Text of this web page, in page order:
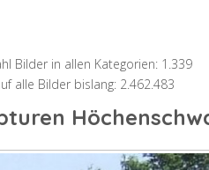
Bilder in allen Kategorien: 1.339
alle Bilder bislang: 2.462.483